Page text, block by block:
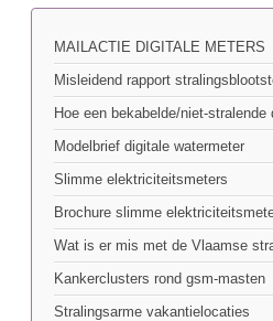
MAILACTIE DIGITALE METERS
Misleidend rapport
Hoe een bekabelde/niet-
Modelbrief digitale watermeter
Slimme elektriciteitsmeters
Brochure slimme
Wat is er mis met de Vlaamse
Kankerclusters rond gsm-masten
Stralingsarme vakantielocaties